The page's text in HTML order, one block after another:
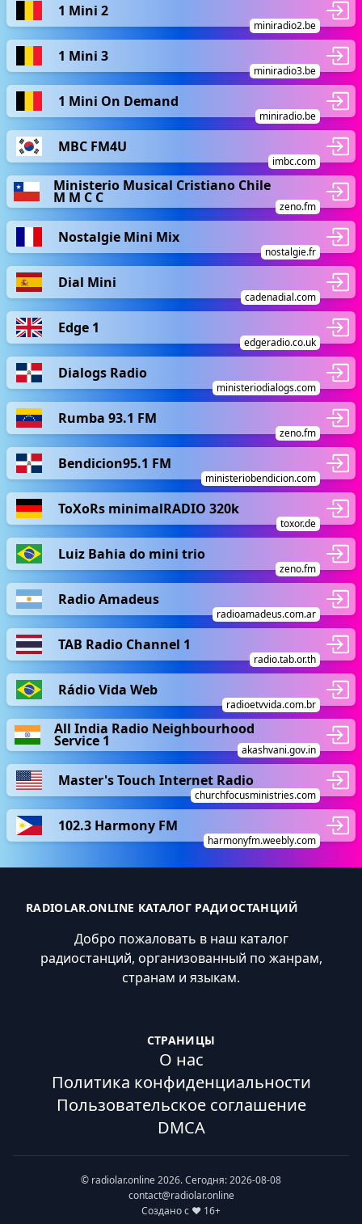
1 Mini 2
miniradio2.be
1 Mini 3
miniradio3.be
1 Mini On Demand
miniradio.be
MBC FM4U
imbc.com
Ministerio Musical Cristiano Chile
M M C C
zeno.fm
Nostalgie Mini Mix
nostalgie.fr
Dial Mini
cadenadial.com
Edge 1
edgeradio.co.uk
Dialogs Radio
ministeriodialogs.com
Rumba 93.1 FM
zeno.fm
Bendicion95.1 FM
ministeriobendicion.com
ToXoRs minimalRADIO 320k
toxor.de
Luiz Bahia do mini trio
zeno.fm
Radio Amadeus
radioamadeus.com.ar
TAB Radio Channel 1
radio.tab.or.th
Rádio Vida Web
radioetvvida.com.br
All India Radio Neighbourhood
Service 1
akashvani.gov.in
Master's Touch Internet Radio
churchfocusministries.com
102.3 Harmony FM
harmonyfm.weebly.com
RADIOLAR.ONLINE КАТАЛОГ РАДИОСТАНЦИЙ
Добро пожаловать в наш каталог
радиостанций, организованный по жанрам,
странам и языкам.
СТРАНИЦЫ
О нас
Политика конфиденциальности
Пользовательское соглашение
DMCA
© radiolar.online 2026. Сегодня: 2026-08-08
contact@radiolar.online
Создано с ❤️ 16+